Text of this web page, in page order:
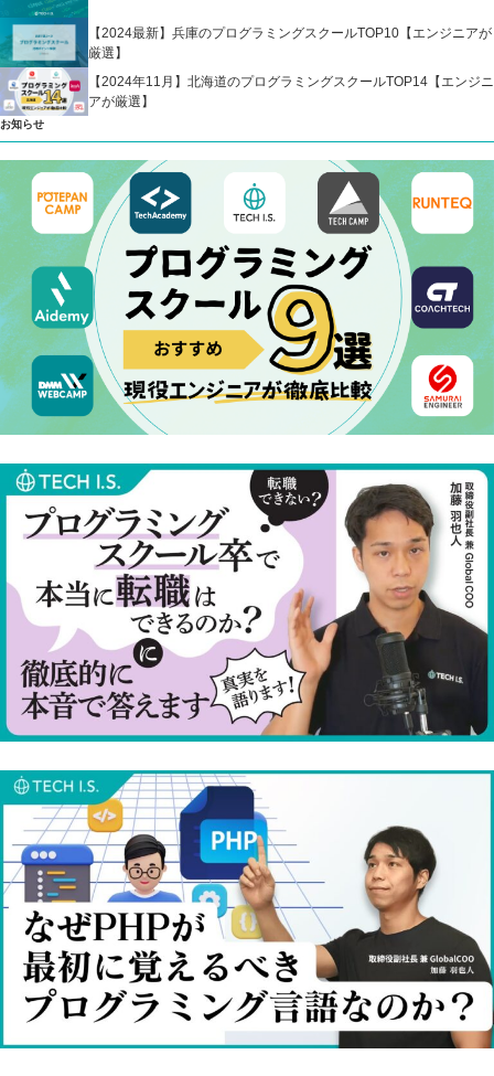
【2024最新】兵庫のプログラミングスクールTOP10【エンジニアが
厳選】
【2024年11月】北海道のプログラミングスクールTOP14【エンジニ
アが厳選】
お知らせ